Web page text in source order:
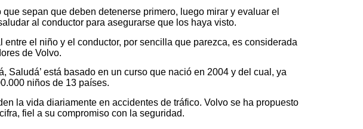
sepan que deben detenerse primero, luego mirar y evaluar el
al conductor para asegurarse que los haya visto.
entre el niño y el conductor, por sencilla que parezca, es considerada
de Volvo.
Saludá’ está basado en un curso que nació en 2004 y del cual, ya
niños de 13 países.
la vida diariamente en accidentes de tráfico. Volvo se ha propuesto
fiel a su compromiso con la seguridad.